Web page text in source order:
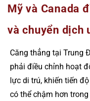
Mỹ và Canada
và chuyển dịch
Căng thẳng tại Trung
phải điều chỉnh hoạt
lực di trú, khiến tiến
có thể chậm hơn